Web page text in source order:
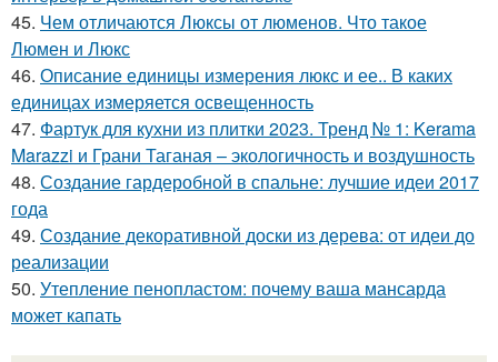
45. Чем отличаются Люксы от люменов. Что такое
Люмен и Люкс
46. Описание единицы измерения люкс и ее.. В каких
единицах измеряется освещенность
47. Фартук для кухни из плитки 2023. Тренд № 1: Kerama
Marazzi и Грани Таганая – экологичность и воздушность
48. Создание гардеробной в спальне: лучшие идеи 2017
года
49. Создание декоративной доски из дерева: от идеи до
реализации
50. Утепление пенопластом: почему ваша мансарда
может капать